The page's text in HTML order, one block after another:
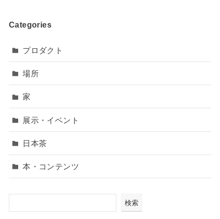
Categories
プロダクト
場所
家
展示・イベント
日本茶
本・コンテンツ
検索